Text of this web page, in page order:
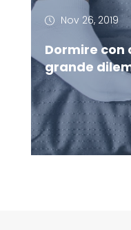
Nov 26, 2019
Dormire con
grande